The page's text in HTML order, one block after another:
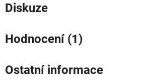
Diskuze
Hodnocení (1)
Ostatní informace